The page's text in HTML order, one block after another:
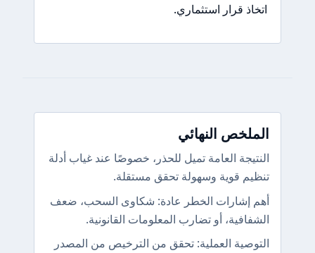
اتخاذ قرار استثماري.
الملخص النهائي
النتيجة العامة تميل للحذر، خصوصًا عند غياب أدلة
تنظيم قوية وسهولة تحقق مستقلة.
أهم إشارات الخطر عادة: شكاوى السحب، ضعف
الشفافية، أو تضارب المعلومات القانونية.
التوصية العملية: تحقق من الترخيص من المصدر